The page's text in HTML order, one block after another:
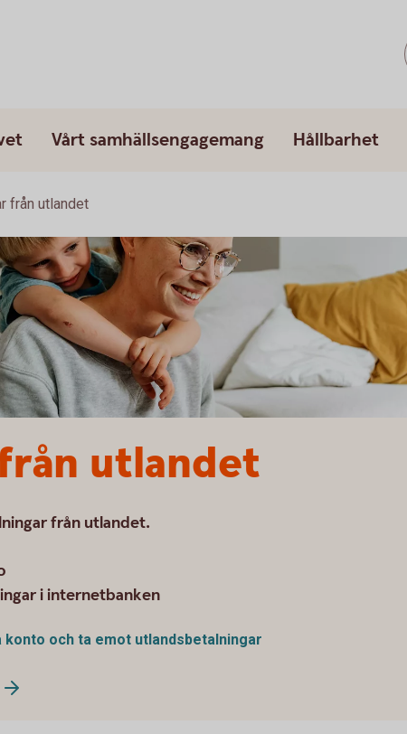
Vårt samhällsengagemang Hållbarhet
från utlandet
utlandet
från utlandet.
i internetbanken
och ta emot utlandsbetalningar